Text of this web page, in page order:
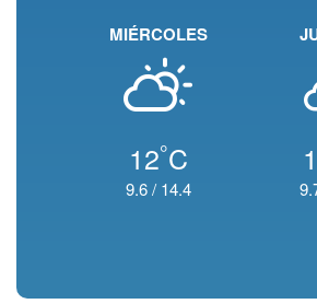
MIÉRCOLES
12°C
9.6/ 14.4